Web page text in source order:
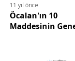
11 yıl önce
Öcalan'ın 10
Maddesinin